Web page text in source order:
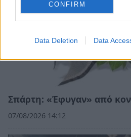
CONFIRM
Data Deletion Data
Σπάρτη: «Έφυγαν» από
07/08/2026 14:12